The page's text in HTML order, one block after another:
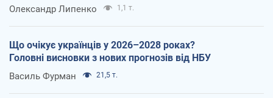
Олександр Липенко 1,1 т.
Що очікує українців у 2026–2028 роках?
Головні висновки з нових прогнозів від НБУ
Василь Фурман 21,5 т.